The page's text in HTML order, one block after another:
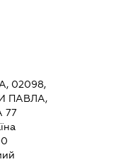
02098,
ПАВЛА,
77